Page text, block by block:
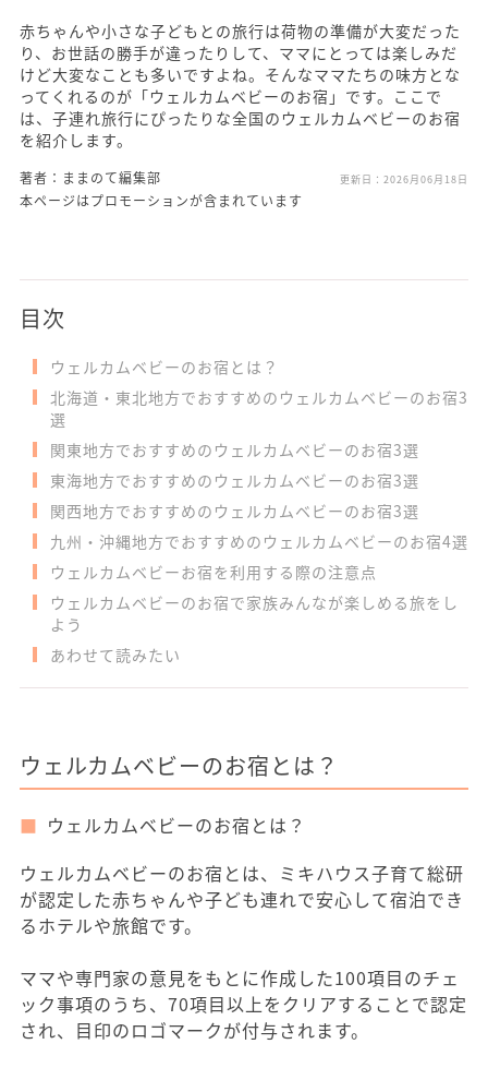
赤ちゃんや小さな子どもとの旅行は荷物の準備が大変だった
り、お世話の勝手が違ったりして、ママにとっては楽しみだ
けど大変なことも多いですよね。そんなママたちの味方とな
ってくれるのが「ウェルカムベビーのお宿」です。ここで
は、子連れ旅行にぴったりな全国のウェルカムベビーのお宿
を紹介します。
著者：ままのて編集部 更新日： 2026月06月18日
本ページはプロモーションが含まれています
目次
ウェルカムベビーのお宿とは？
北海道・東北地方でおすすめのウェルカムベビーのお宿3
選
関東地方でおすすめのウェルカムベビーのお宿3選
東海地方でおすすめのウェルカムベビーのお宿3選
関西地方でおすすめのウェルカムベビーのお宿3選
九州・沖縄地方でおすすめのウェルカムベビーのお宿4選
ウェルカムベビーお宿を利用する際の注意点
ウェルカムベビーのお宿で家族みんなが楽しめる旅をし
よう
あわせて読みたい
ウェルカムベビーのお宿とは？
ウェルカムベビーのお宿とは？
ウェルカムベビーのお宿とは、ミキハウス子育て総研
が認定した赤ちゃんや子ども連れで安心して宿泊でき
るホテルや旅館です。
ママや専門家の意見をもとに作成した100項目のチェ
ック事項のうち、70項目以上をクリアすることで認定
され、目印のロゴマークが付与されます。